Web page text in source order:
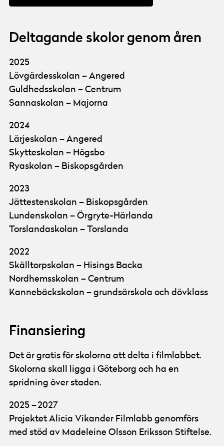
Deltagande skolor genom åren
2025
Lövgärdesskolan – Angered
Guldhedsskolan – Centrum
Sannaskolan – Majorna
2024
Lärjeskolan – Angered
Skytteskolan – Högsbo
Ryaskolan – Biskopsgården
2023
Jättestenskolan – Biskopsgården
Lundenskolan – Örgryte-Härlanda
Torslandaskolan – Torslanda
2022
Skälltorpskolan – Hisings Backa
Nordhemsskolan – Centrum
Kannebäckskolan – grundsärskola och dövklass
Finansiering
Det är gratis för skolorna att delta i filmlabbet.
Skolorna skall ligga i Göteborg och ha en
spridning över staden.
2025 – 2027
Projektet Alicia Vikander Filmlabb genomförs
med stöd av Madeleine Olsson Eriksson Stiftelse.